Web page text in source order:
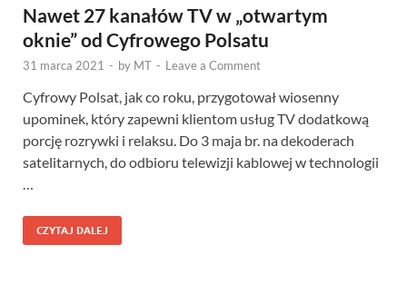
Nawet 27 kanałów TV w „otwartym
oknie” od Cyfrowego Polsatu
31 marca 2021 - by MT - Leave a Comment
Cyfrowy Polsat, jak co roku, przygotował wiosenny
upominek, który zapewni klientom usług TV dodatkową
porcję rozrywki i relaksu. Do 3 maja br. na dekoderach
satelitarnych, do odbioru telewizji kablowej w technologii
CZYTAJ DALEJ